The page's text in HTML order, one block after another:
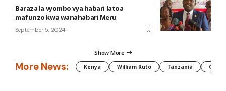
Baraza la vyombo vya habari latoa
mafunzo kwa wanahabari Meru
September 5, 2024
Show More
More News: Kenya William Ruto Tanzania CAF